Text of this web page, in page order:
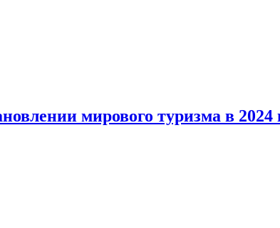
мирового туризма в 2024